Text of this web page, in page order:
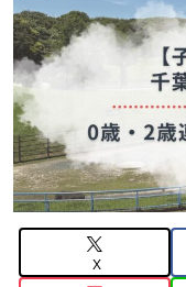
X